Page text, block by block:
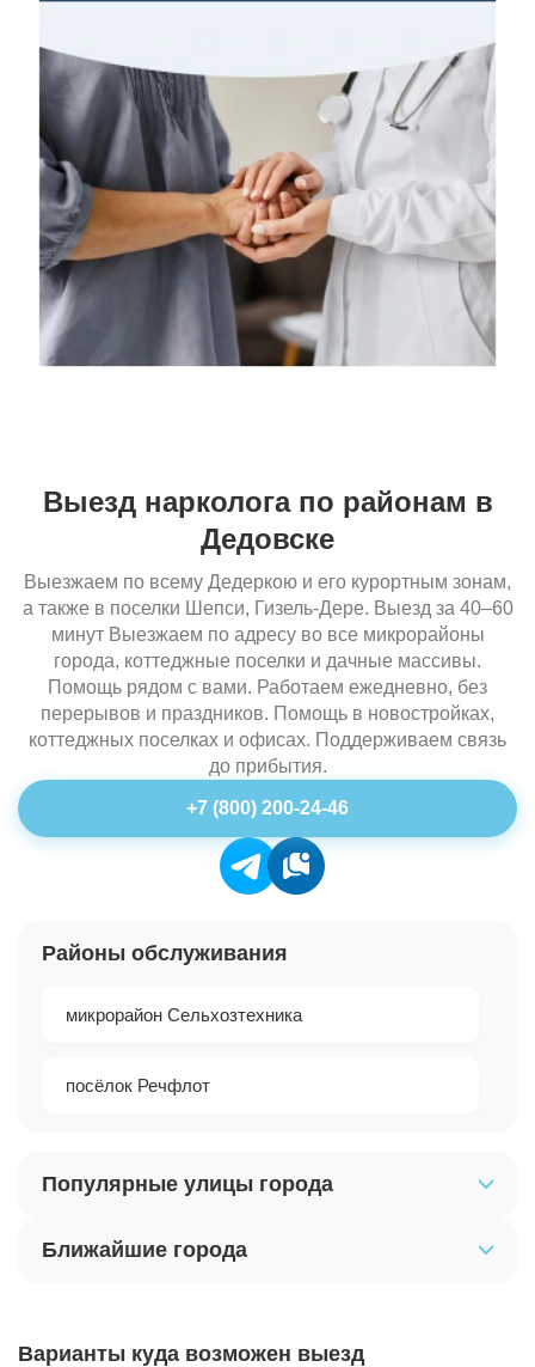
Выезд нарколога по районам в
Дедовске
Выезжаем по всему Дедеркою и его курортным зонам,
а также в поселки Шепси, Гизель-Дере. Выезд за 40–60
минут Выезжаем по адресу во все микрорайоны
города, коттеджные поселки и дачные массивы.
Помощь рядом с вами. Работаем ежедневно, без
перерывов и праздников. Помощь в новостройках,
коттеджных поселках и офисах. Поддерживаем связь
до прибытия.
+7 (800) 200-24-46
Районы обслуживания
микрорайон Сельхозтехника
посёлок Речфлот
Популярные улицы города
Ближайшие города
Варианты куда возможен выезд